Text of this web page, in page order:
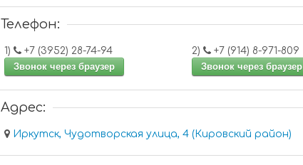
Телефон:
1)
+7 (3952) 28-74-94
Звонок через браузер
2)
+7 (914) 8-971-809
Звонок через браузер
Адрес:
Иркутск, Чудотворская улица, 4 (Кировский район)